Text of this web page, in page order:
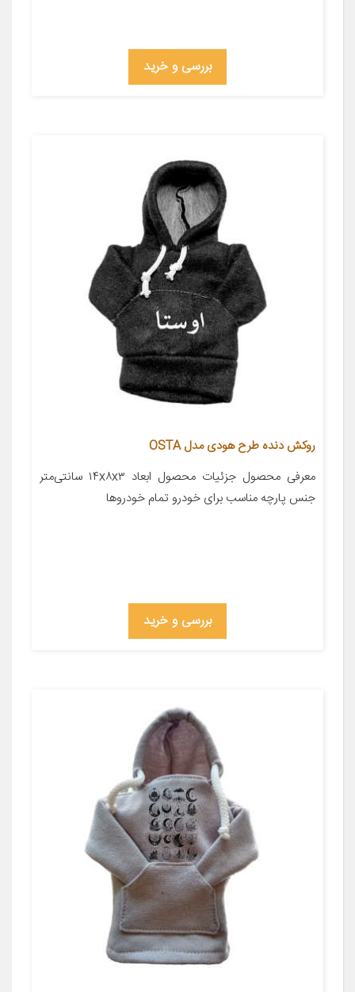
بررسی و خرید
روکش دنده طرح هودی مدل OSTA
معرفی محصول جزئیات محصول ابعاد ۱۴x۸x۳ سانتی‌متر
جنس پارچه مناسب برای خودرو تمام خودروها
بررسی و خرید